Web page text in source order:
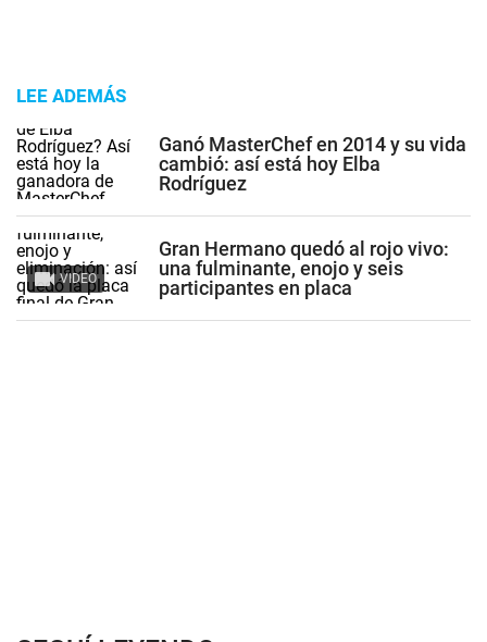
LEE ADEMÁS
Ganó MasterChef en 2014 y su vida
cambió: así está hoy Elba
Rodríguez
VIDEO
Gran Hermano quedó al rojo vivo:
una fulminante, enojo y seis
participantes en placa